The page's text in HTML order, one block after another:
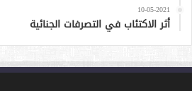
10-05-2021
أثر الاكتئاب في التصرفات الجنائية